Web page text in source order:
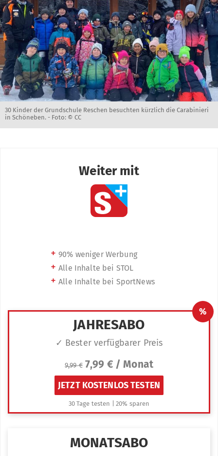
30 Kinder der Grundschule Reschen besuchten kürzlich die Carabinieri
in Schöneben. - Foto: © CC